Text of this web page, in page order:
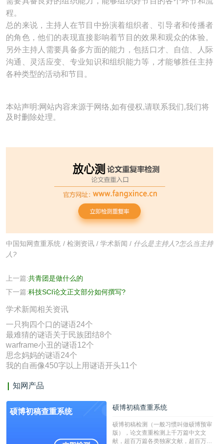
程。
总的来说，主持人在节目中扮演着组织者、引导者和传播者
的角色，他们的表现直接影响着节目的效果和观众的体验。
另外主持人需要具备多方面的能力，包括口才、自信、人际
沟通、灵活应变、专业知识和组织能力等，才能够胜任主持
各种类型的活动和节目。
本站声明:网站内容来源于网络,如有侵权,请联系我们,我们将
及时删除处理。
中国知网查重系统 / 检测资讯/ 学术新闻 / 什么是主持人?怎么当主持
人?
上一篇:共青团是做什么的
下一篇:科技SCI论文正文部分如何撰写?
学术新闻相关资讯
一只狗四个口的谜语24个
最难猜的谜语关于民族团结8个
warframe小丑的谜语12个
思念妈妈的谜语24个
我的自画像450字以上用谜语开头11个
知网产品
硕博初稿查重系统 硕博初稿查重系统
硕博初稿检测（一般习惯叫做硕博预审
版），论文查重检测上千万篇中文文
献，超百万篇各类独家文献，超百万港